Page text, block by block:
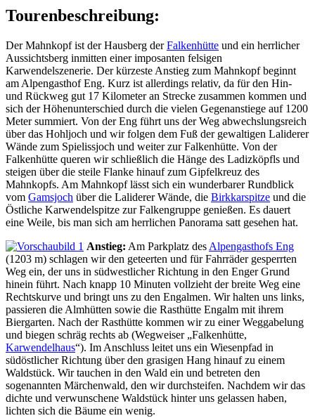
Tourenbeschreibung:
Der Mahnkopf ist der Hausberg derFalkenhütte und ein herrlicher
Aussichtsberg inmitten einer imposanten felsigen
Karwendelszenerie. Der kürzeste Anstieg zum Mahnkopf beginnt
am Alpengasthof Eng. Kurz ist allerdings relativ, da für den Hin-
und Rückweg gut 17 Kilometer an Strecke zusammen kommen und
sich der Höhenunterschied durch die vielen Gegenanstiege auf 1200
Meter summiert. Von der Eng führt uns der Weg abwechslungsreich
über das Hohljoch und wir folgen dem Fuß der gewaltigen Laliderer
Wände zum Spielissjoch und weiter zur Falkenhütte. Von der
Falkenhütte queren wir schließlich die Hänge des Ladizköpfls und
steigen über die steile Flanke hinauf zum Gipfelkreuz des
Mahnkopfs. Am Mahnkopf lässt sich ein wunderbarer Rundblick
vom Gamsjoch über die Laliderer Wände, die Birkkarspitze und die
Östliche Karwendelspitze zur Falkengruppe genießen. Es dauert
eine Weile, bis man sich am herrlichen Panorama satt gesehen hat.
Anstieg: Am Parkplatz des Alpengasthofs Eng
(1203 m) schlagen wir den geteerten und für Fahrräder gesperrten
Weg ein, der uns in südwestlicher Richtung in den Enger Grund
hinein führt. Nach knapp 10 Minuten vollzieht der breite Weg eine
Rechtskurve und bringt uns zu den Engalmen. Wir halten uns links,
passieren die Almhütten sowie die Rasthütte Engalm mit ihrem
Biergarten. Nach der Rasthütte kommen wir zu einer Weggabelung
und biegen schräg rechts ab (Wegweiser „Falkenhütte,
Karwendelhaus“). Im Anschluss leitet uns ein Wiesenpfad in
südöstlicher Richtung über den grasigen Hang hinauf zu einem
Waldstück. Wir tauchen in den Wald ein und betreten den
sogenannten Märchenwald, den wir durchsteifen. Nachdem wir das
dichte und verwunschene Waldstück hinter uns gelassen haben,
lichten sich die Bäume ein wenig.